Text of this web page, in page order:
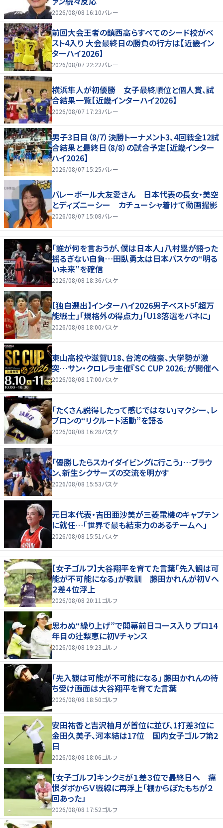
2026/08/08 16:10バレー
前回大会王者の鎮西高らすべてのシード校がベ
スト4入り 大会最終日の勝負の行方は【近畿イン
ターハイ2026】
2026/08/07 22:22バレー
横浜隼人が初優勝 女子最終順位と個人賞、試
合結果一覧【近畿インターハイ2026】
2026/08/07 17:23バレー
男子3日目（8/7）決勝トーナメント3、4回戦全12試
合結果と最終日（8/8）の試合予定【近畿インター
ハイ2026】
2026/08/07 15:25バレー
バレーボール大友愛さん 日本代表の長女・美空
とディズニーシー カチューシャ着けて動画撮影
2026/08/07 15:08バレー
「誰が何を言おうが、僕は日本人」八村塁が語った
揺るぎない自負…田臥勇太は日本バスケの“明る
い未来”を確信
2026/08/08 18:36バスケ
【独自選出】インターハイ2026男子ベスト5「超万
能戦士」「規格外の得点力」「U18落選をバネに」
2026/08/08 18:00バスケ
東山高校や滋賀U18、台湾の強豪、大学勢が激
突…サン・クロレラ主催『SC CUP 2026』が開催へ
2026/08/08 17:00バスケ
「たくさん説得したって感じではない」マクシー、レ
ブロンの“リクルート活動”を語る
2026/08/08 16:28バスケ
「優勝したらスカイダイビングに行こう」…ブラウ
ン、新生シクサーズの交流を明かす
2026/08/08 15:53バスケ
元日本代表・吉田亜沙美が三菱電機のキャプテン
に就任…「世界で最も結束力のあるチームへ」
2026/08/08 15:51 バスケ
【女子ゴルフ】大谷翔平を育てた言葉「先入観は可
能が不可能になる」が教訓 藤田かれんが初Ｖへ
２差４位浮上
2026/08/08 20:11 ゴルフ
思わぬ“繰り上げ”で開幕前日コース入り プロ14
年目の辻梨恵に初Vチャンス
2026/08/08 19:23ゴルフ
「先入観は可能が不可能になる」 藤田かれんの待
ち受け画面は大谷翔平を育てた言葉
2026/08/08 18:50ゴルフ
安田祐香と吉沢柚月が首位に並び、1打差3位に
金田久美子、河本結は17位 国内女子ゴルフ第2
日
2026/08/08 18:06ゴルフ
【女子ゴルフ】キンクミが１差３位で最終日へ 痛
恨ダボからＶ戦線に再浮上「棚からぼたもちが２
回あった」
2026/08/08 17:52ゴルフ